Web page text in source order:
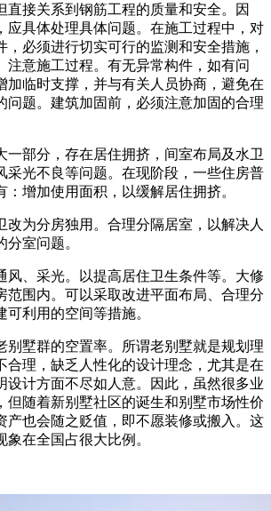
直接关系到钢筋工程的质量和安全。因
应具体处理具体问题。在施工过程中，对
，必须进行切实可行的监测和安全措施，
注意施工过程。有无异常构件，如有问
加临时支撑，并与有关人员协商，避免在
问题。建筑加固前，必须注意加固的合理
一部分，存在居住拥挤，间室布局及水卫
采光不良等问题。在现阶段，一些住房普
：增加使用面积，以缓解居住拥挤。
改为分房独用。合理分隔居室，以解决人
室问题。
风、采光。以提高居住卫生条件等。大修
范围内。可以采取改进平面布局、合理分
可利用的空间等措施。
别墅群的空置率。所谓老别墅就是规划理
合理，缺乏人性化的设计理念，尤其是在
设计方面不尽如人意。因此，虽然很多业
但随着新别墅社区的诞生和别墅市场性价
产也会随之贬值，即不愿装修或搬入。这
在全国占很大比例。